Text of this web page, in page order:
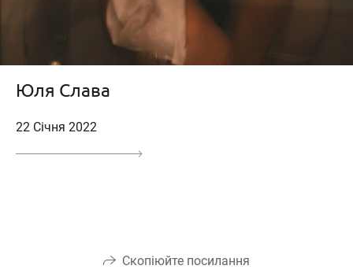
Юля Слава
22 Січня 2022
Скопіюйте посилання